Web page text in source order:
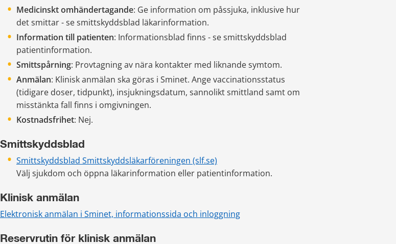
Medicinskt omhändertagande: Ge information om påssjuka, inklusive hur
det smittar - se smittskyddsblad läkarinformation.
Information till patienten: Informationsblad finns - se smittskyddsblad
patientinformation.
Smittspårning: Provtagning av nära kontakter med liknande symtom.
Anmälan: Klinisk anmälan ska göras i Sminet. Ange vaccinationsstatus
(tidigare doser, tidpunkt), insjukningsdatum, sannolikt smittland samt om
misstänkta fall finns i omgivningen.
Kostnadsfrihet: Nej.
Smittskyddsblad
Smittskyddsblad Smittskyddsläkarföreningen (slf.se)
Välj sjukdom och öppna läkarinformation eller patientinformation.
Klinisk anmälan
Elektronisk anmälan i Sminet, informationssida och inloggning
Reservrutin för klinisk anmälan